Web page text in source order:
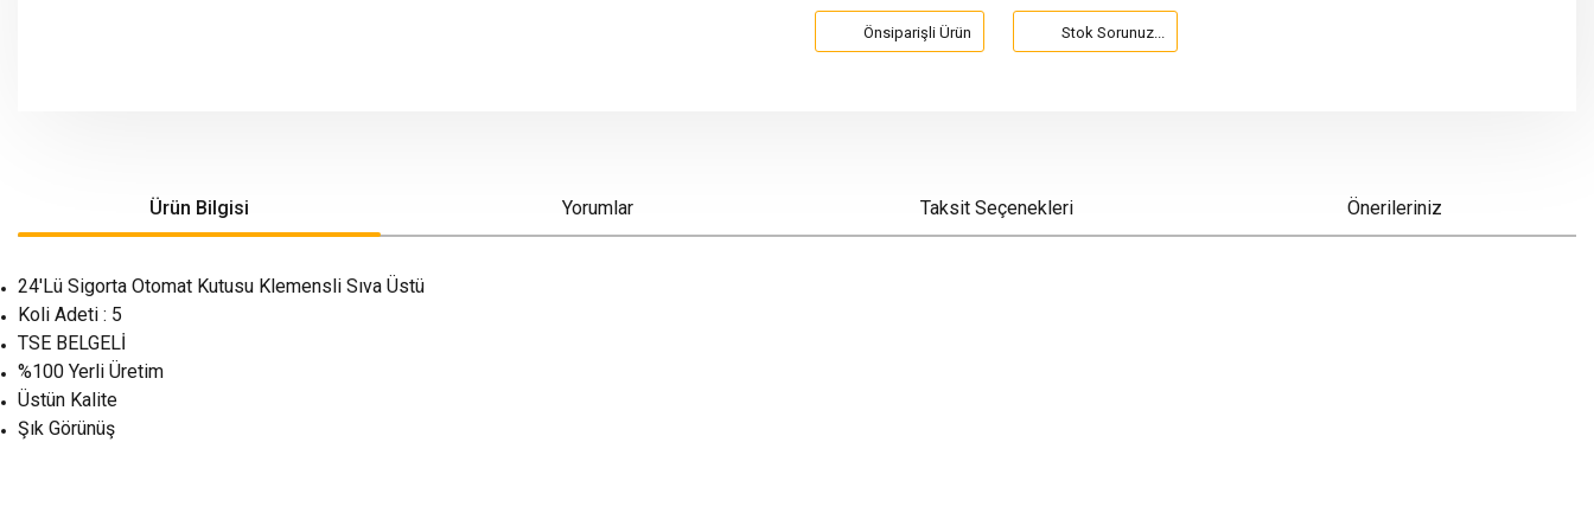
Önsiparişli Ürün Stok Sorunuz...
Ürün Bilgisi Yorumlar Taksit Seçenekleri Önerileriniz
24'Lü Sigorta Otomat Kutusu Klemensli Sıva Üstü
Koli Adeti : 5
TSE BELGELİ
%100 Yerli Üretim
Üstün Kalite
Şık Görünüş